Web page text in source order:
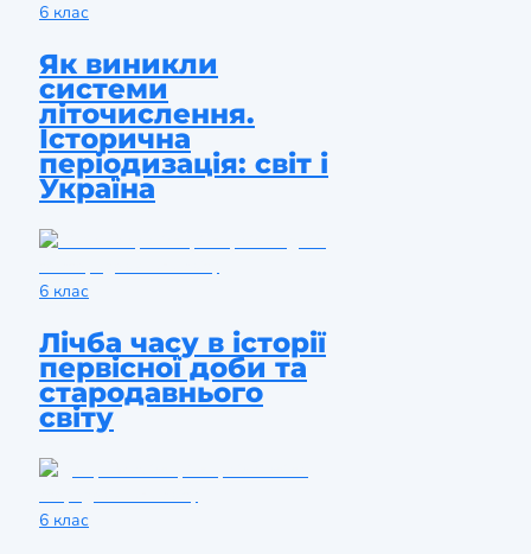
6 клас
Як виникли
системи
літочислення.
Історична
періодизація: світ і
Україна
6 клас
Лічба часу в історії
первісної доби та
стародавнього
світу
6 клас